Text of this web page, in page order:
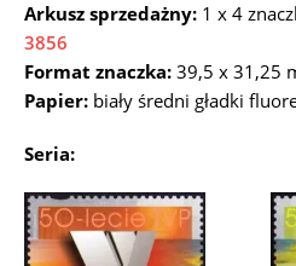
Arkusz sprzedażny: 1 x 4
3856
Format znaczka: 39,5 x 31,25
Papier: biały średni gładki
Seria: